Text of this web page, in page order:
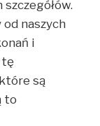
naszych
i
tę
są
to